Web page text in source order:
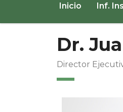
Inicio Inf.
Dr.
Director